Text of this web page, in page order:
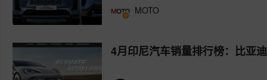
MOTO
4月印尼汽车销量排行榜：比亚